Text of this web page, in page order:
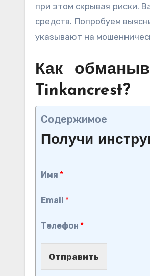
при этом скрывая риски.
средств. Попробуем
указывают на
Как
Tinkancrest?
Содержимое
Получи
Имя *
Email *
Телефон *
Отправить